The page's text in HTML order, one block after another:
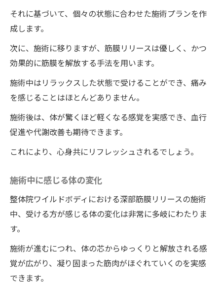
驚くべき体感を得た利用者の声
整体院ワイルドボディの施術がもたらす長
それに基づいて、個々の状態に合わせた施術プランを作
成します。
次に、施術に移りますが、筋膜リリースは優しく、かつ
効果的に筋膜を解放する手法を用います。
施術中はリラックスした状態で受けることができ、痛み
を感じることはほとんどありません。
施術後は、体が驚くほど軽くなる感覚を実感でき、血行
促進や代謝改善も期待できます。
これにより、心身共にリフレッシュされるでしょう。
施術中に感じる体の変化
整体院ワイルドボディにおける深部筋膜リリースの施術
中、受ける方が感じる体の変化は非常に多岐にわたりま
す。
施術が進むにつれ、体の芯からゆっくりと解放される感
覚が広がり、凝り固まった筋肉がほぐれていくのを実感
できます。